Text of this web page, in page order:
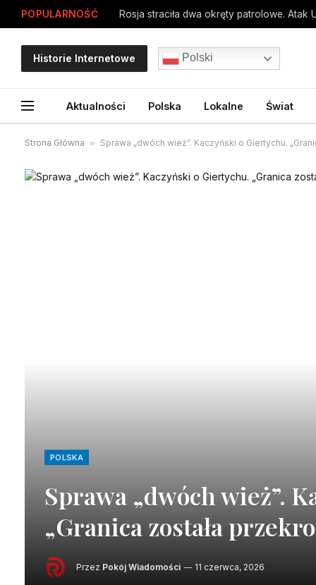
POPULARNOŚĆ Rosja straciła dwa okręty patrolowe. Atak
Historie Internetowe Polski
Aktualności Polska Lokalne Świat
Strona Główna » Sprawa „dwóch wież”. Kaczyński o Giertychu.
POLSKA
Sprawa „dwóch wież”.
„Granica została
Przez Pokój Wiadomości 11 czerwca, 2026